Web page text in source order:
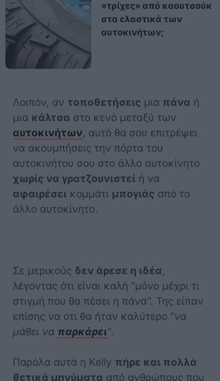
«τρίχες» από καουτσούκ
στα ελαστικά των
αυτοκινήτων;
Λοιπόν, αν τοποθετήσεις μια πάνα ή
μια κάλτσα στο κενό μεταξύ των
αυτοκινήτων, αυτό θα σου επιτρέψει
να ακουμπήσεις την πόρτα του
αυτοκινήτου σου στο άλλο αυτοκίνητο
χωρίς να γρατζουνιστεί ή να
αφαιρέσει κομμάτι μπογιάς από το
άλλο αυτοκίνητο.
Σε μερικούς δεν άρεσε η ιδέα,
λέγοντας ότι είναι καλή “μόνο μέχρι τι
στιγμή που θα πέσει η πάνα”. Της είπαν
επίσης να οτι θα ήταν καλύτερο “να
μάθει να παρκάρει“.
Παρόλα αυτά η Kelly πήρε και πολλά
θετικά μηνύματα από ανθρώπους που